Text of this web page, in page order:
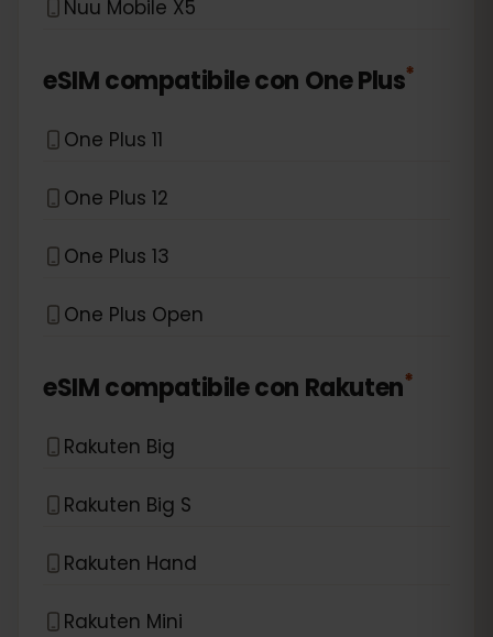
Nuu Mobile X5
eSIM compatibile con One Plus*
One Plus 11
One Plus 12
One Plus 13
One Plus Open
eSIM compatibile con Rakuten*
Rakuten Big
Rakuten Big S
Rakuten Hand
Rakuten Mini